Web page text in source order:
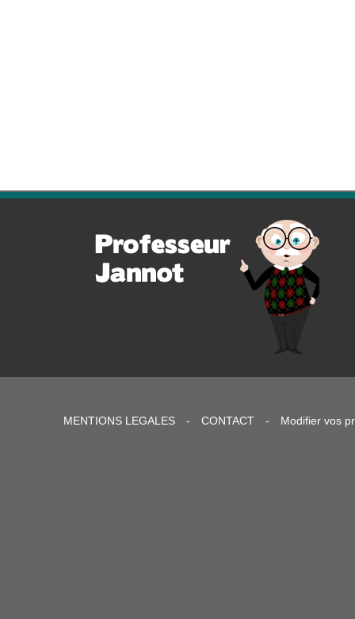
MENTIONS LEGALES - CONTACT - Modifier vos